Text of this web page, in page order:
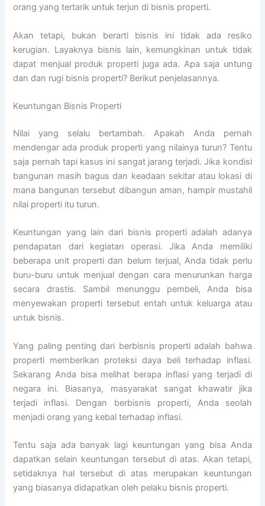
orang yang tertarik untuk terjun di bisnis properti.
Akan tetapi, bukan berarti bisnis ini tidak ada resiko
kerugian. Layaknya bisnis lain, kemungkinan untuk tidak
dapat menjual produk properti juga ada. Apa saja untung
dan dan rugi bisnis properti? Berikut penjelasannya.
Keuntungan Bisnis Properti
Nilai yang selalu bertambah. Apakah Anda pernah
mendengar ada produk properti yang nilainya turun? Tentu
saja pernah tapi kasus ini sangat jarang terjadi. Jika kondisi
bangunan masih bagus dan keadaan sekitar atau lokasi di
mana bangunan tersebut dibangun aman, hampir mustahil
nilai properti itu turun.
Keuntungan yang lain dari bisnis properti adalah adanya
pendapatan dari kegiatan operasi. Jika Anda memiliki
beberapa unit properti dan belum terjual, Anda tidak perlu
buru-buru untuk menjual dengan cara menurunkan harga
secara drastis. Sambil menunggu pembeli, Anda bisa
menyewakan properti tersebut entah untuk keluarga atau
untuk bisnis.
Yang paling penting dari berbisnis properti adalah bahwa
properti memberikan proteksi daya beli terhadap inflasi.
Sekarang Anda bisa melihat berapa inflasi yang terjadi di
negara ini. Biasanya, masyarakat sangat khawatir jika
terjadi inflasi. Dengan berbisnis properti, Anda seolah
menjadi orang yang kebal terhadap inflasi.
Tentu saja ada banyak lagi keuntungan yang bisa Anda
dapatkan selain keuntungan tersebut di atas. Akan tetapi,
setidaknya hal tersebut di atas merupakan keuntungan
yang biasanya didapatkan oleh pelaku bisnis properti.